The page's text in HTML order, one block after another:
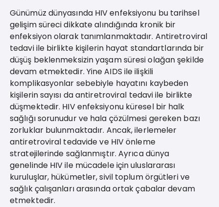
Günümüz dünyasında HIV enfeksiyonu bu tarihsel
gelişim süreci dikkate alındığında kronik bir
enfeksiyon olarak tanımlanmaktadır. Antiretroviral
tedavi ile birlikte kişilerin hayat standartlarında bir
düşüş beklenmeksizin yaşam süresi olağan şekilde
devam etmektedir. Yine AIDS ile ilişkili
komplikasyonlar sebebiyle hayatını kaybeden
kişilerin sayısı da antiretroviral tedavi ile birlikte
düşmektedir. HIV enfeksiyonu küresel bir halk
sağlığı sorunudur ve hala çözülmesi gereken bazı
zorluklar bulunmaktadır. Ancak, ilerlemeler
antiretroviral tedavide ve HIV önleme
stratejilerinde sağlanmıştır. Ayrıca dünya
genelinde HIV ile mücadele için uluslararası
kuruluşlar, hükümetler, sivil toplum örgütleri ve
sağlık çalışanları arasında ortak çabalar devam
etmektedir.